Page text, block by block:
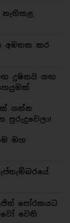
අමතක කර
දුෂිතයි ගඟ
ගන්න
පුරුදුවෙලා!
මහ
පෝරකයට
වෙති